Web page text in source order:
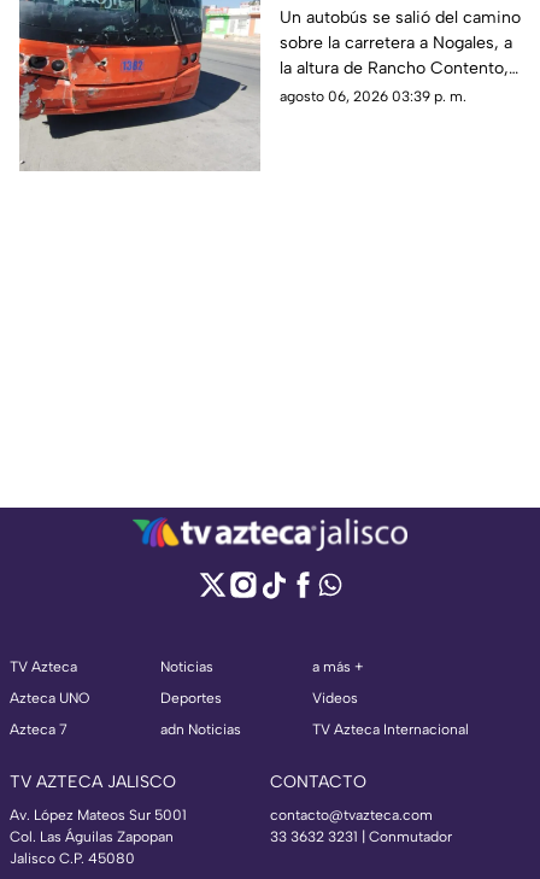
Accidente de autobús
genera largas filas
Un autobús se salió del camino
sobre la carretera a Nogales, a
la altura de Rancho Contento,
provocando largas filas hacia
agosto 06, 2026 03:39 p. m.
TV Azteca
Azteca UNO
Azteca 7
Noticias
Deportes
adn Noticias
a más +
Videos
TV Azteca Internacional
TV AZTECA JALISCO
Av. López Mateos Sur 5001
Col. Las Águilas Zapopan
Jalisco C.P. 45080
CONTACTO
contacto@tvazteca.com
33 3632 3231 | Conmutador